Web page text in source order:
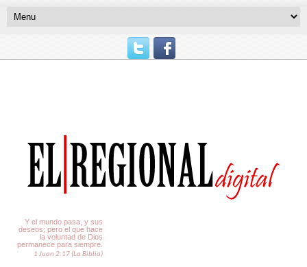
Y el mundo pasa, y sus
deseos; pero el que hace
la voluntad de Dios
permanece para siempre.
1 Juan 2:17 (La Biblia)